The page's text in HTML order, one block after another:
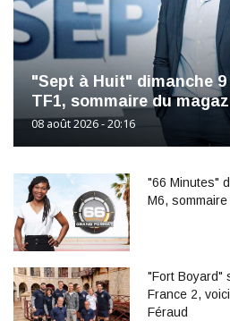
"Sept à Huit" dimanche
TF1, sommaire du
08 août 2026 - 20:16
"66 Minutes"
M6,
"Fort Boyard"
France 2,
Féraud